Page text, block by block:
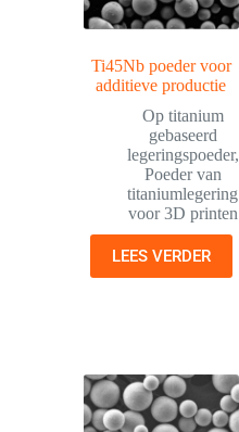
Ti45Nb poeder voor
additieve productie
Op titanium
gebaseerd
legeringspoeder,
Poeder van
titaniumlegering
voor 3D printen
LEES VERDER